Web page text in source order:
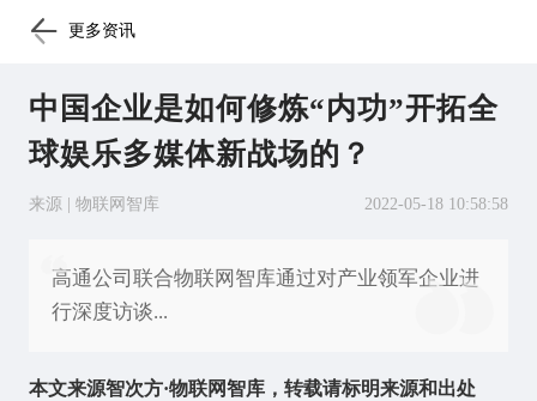
更多资讯
中国企业是如何修炼“内功”开拓全
球娱乐多媒体新战场的？
来源 | 物联网智库 2022-05-18 10:58:58
高通公司联合物联网智库通过对产业领军企业进
行深度访谈...
本文来源智次方·物联网智库，转载请标明来源和出处